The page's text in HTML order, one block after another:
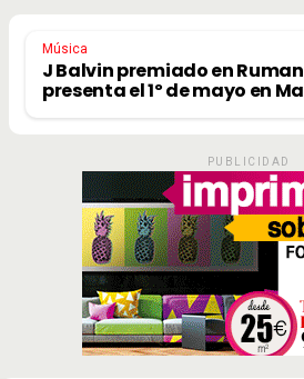
Música
J Balvin premiado en
presenta el 1º de mayo en
PUBLICIDAD